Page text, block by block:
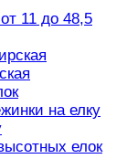
11 до 48,5
на елку
елок